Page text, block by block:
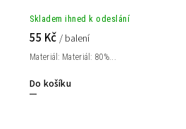
Skladem ihned k odeslání
55 Kč / balení
Do košíku
Materiál: Materiál: 80%...